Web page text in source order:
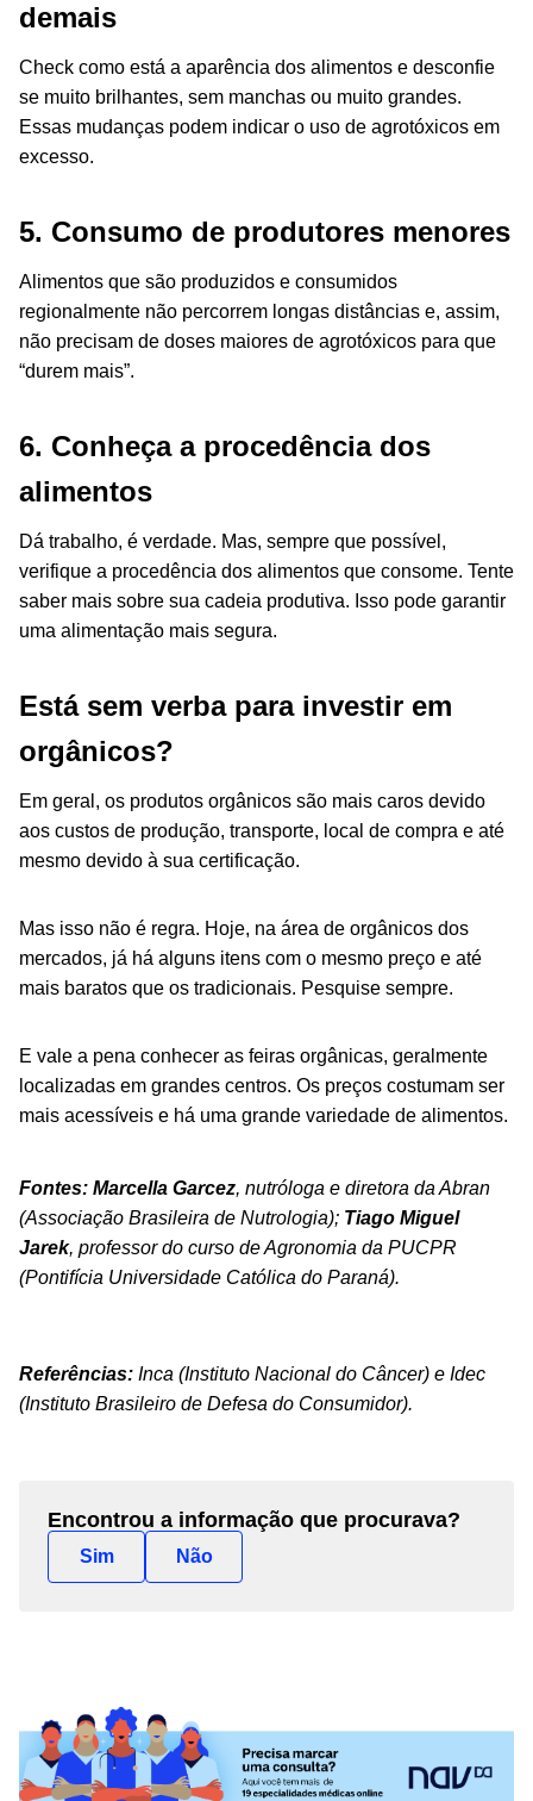
demais
Check como está a aparência dos alimentos e desconfie
se muito brilhantes, sem manchas ou muito grandes.
Essas mudanças podem indicar o uso de agrotóxicos em
excesso.
5. Consumo de produtores menores
Alimentos que são produzidos e consumidos
regionalmente não percorrem longas distâncias e, assim,
não precisam de doses maiores de agrotóxicos para que
“durem mais”.
6. Conheça a procedência dos
alimentos
Dá trabalho, é verdade. Mas, sempre que possível,
verifique a procedência dos alimentos que consome. Tente
saber mais sobre sua cadeia produtiva. Isso pode garantir
uma alimentação mais segura.
Está sem verba para investir em
orgânicos?
Em geral, os produtos orgânicos são mais caros devido
aos custos de produção, transporte, local de compra e até
mesmo devido à sua certificação.
Mas isso não é regra. Hoje, na área de orgânicos dos
mercados, já há alguns itens com o mesmo preço e até
mais baratos que os tradicionais. Pesquise sempre.
E vale a pena conhecer as feiras orgânicas, geralmente
localizadas em grandes centros. Os preços costumam ser
mais acessíveis e há uma grande variedade de alimentos.
Fontes: Marcella Garcez, nutróloga e diretora da Abran
(Associação Brasileira de Nutrologia); Tiago Miguel
Jarek, professor do curso de Agronomia da PUCPR
(Pontifícia Universidade Católica do Paraná).
Referências: Inca (Instituto Nacional do Câncer) e Idec
(Instituto Brasileiro de Defesa do Consumidor).
Encontrou a informação que procurava?
Sim Não